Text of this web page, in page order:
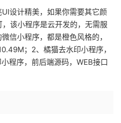
设计精美，如果你需要其它颜
该小程序是云开发的，无需服
信小程序，都是橙色风格的，
；2、橘猫去水印小程序，
程序，前后端源码，WEB接口